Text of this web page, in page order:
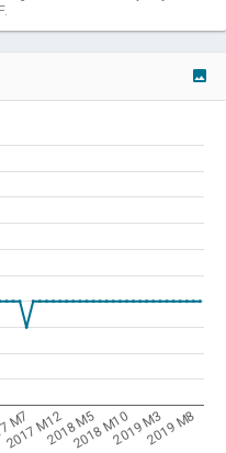
image
M7
2017 M122018 M52018 M102019 M32019 M8